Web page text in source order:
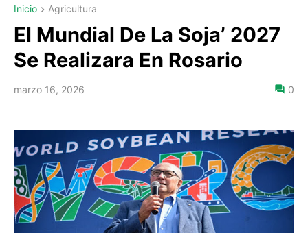
Inicio Agricultura
El Mundial De La Soja’ 2027
Se Realizara En Rosario
marzo 16, 2026 0